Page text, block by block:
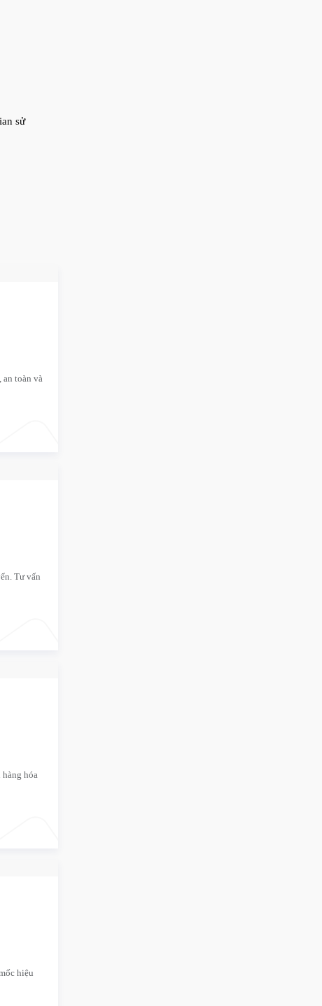
sử
an toàn và
Tư vấn
hóa
hiệu